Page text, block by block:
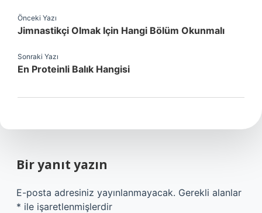
Önceki Yazı
Jimnastikçi Olmak Için Hangi Bölüm Okunmalı
Sonraki Yazı
En Proteinli Balık Hangisi
Bir yanıt yazın
E-posta adresiniz yayınlanmayacak. Gerekli alanlar
* ile işaretlenmişlerdir